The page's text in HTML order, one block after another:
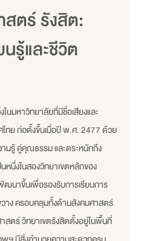
สตร์ รังสิต:
รู้และชีวิต
นมหาวิทยาลัยที่มีชื่อเสียงและ
ไทย ก่อตั้งขึ้นเมื่อปี พ.ศ. 2477 ด้วย
รู้ คู่คุณธรรม และตระหนักถึง
นึ่งในสองวิทยาเขตหลักของ
นาขึ้นเพื่อรองรับการเรียนการ
าง ครอบคลุมทั้งด้านสังคมศาสตร์
สตร์ วิทยาเขตรังสิตตั้งอยู่ในพื้นที่